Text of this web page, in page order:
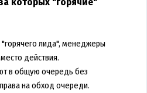
"горячего лида", менеджеры
действия.
в общую очередь без
на обход очереди.